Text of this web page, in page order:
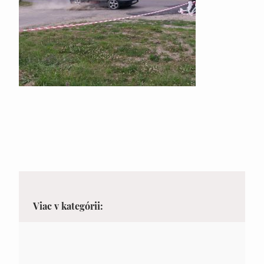
Viac v kategórii: